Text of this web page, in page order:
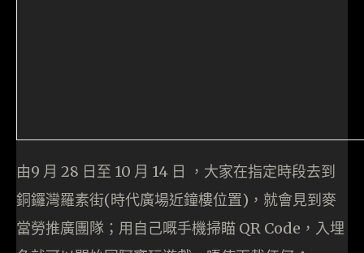
由9 月 28 日至 10 月 14 日 ，大家在指定時段去到
銅鑼灣羅素街(時代廣場近鐘樓位置)，就會見到麥
當勞推廣團隊；用自己嘅手機掃瞄 QR Code，入埋